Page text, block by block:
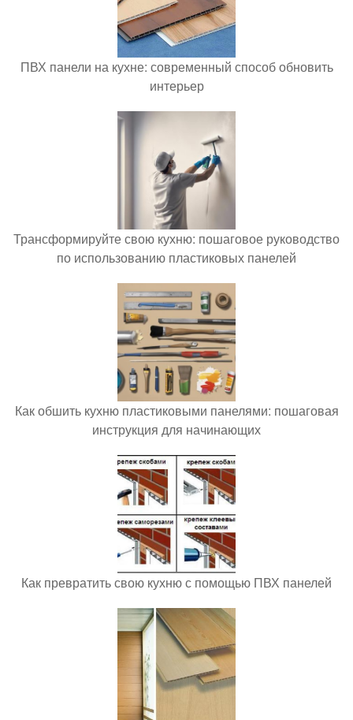
ПВХ панели на кухне: современный способ обновить
интерьер
Трансформируйте свою кухню: пошаговое руководство
по использованию пластиковых панелей
Как обшить кухню пластиковыми панелями: пошаговая
инструкция для начинающих
Как превратить свою кухню с помощью ПВХ панелей